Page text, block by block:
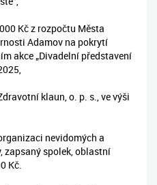
Kč z rozpočtu Města
Adamov na pokrytí
akce „Divadelní představení
klaun, o. p. s., ve výši
nevidomých a
zapsaný spolek, oblastní
Kč.